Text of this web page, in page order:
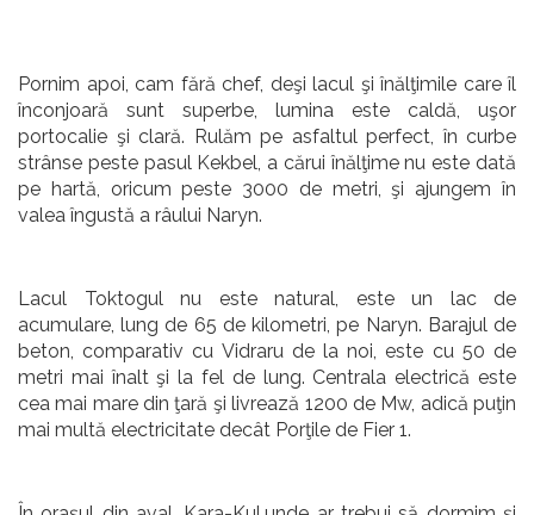
Pornim apoi, cam fără chef, deşi lacul şi înălţimile care îl
înconjoară sunt superbe, lumina este caldă, uşor
portocalie şi clară. Rulăm pe asfaltul perfect, în curbe
strânse peste pasul Kekbel, a cărui înălţime nu este dată
pe hartă, oricum peste 3000 de metri, şi ajungem în
valea îngustă a râului Naryn.
Lacul Toktogul nu este natural, este un lac de
acumulare, lung de 65 de kilometri, pe Naryn. Barajul de
beton, comparativ cu Vidraru de la noi, este cu 50 de
metri mai înalt şi la fel de lung. Centrala electrică este
cea mai mare din ţară şi livrează 1200 de Mw, adică puţin
mai multă electricitate decât Porţile de Fier 1.